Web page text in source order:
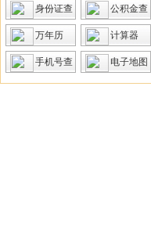
身份证查
询
公积金查
询
万年历 计算器
手机号查
询
电子地图